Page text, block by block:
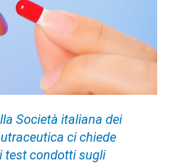
Società italiana dei
ci chiede
test condotti sugli